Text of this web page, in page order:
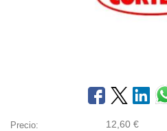
Precio: 12,60 €